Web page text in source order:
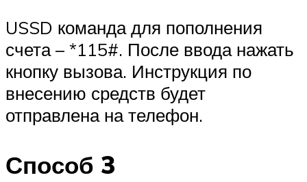
USSD команда для пополнения
счета – *115#. После ввода нажать
кнопку вызова. Инструкция по
внесению средств будет
отправлена на телефон.
Способ 3